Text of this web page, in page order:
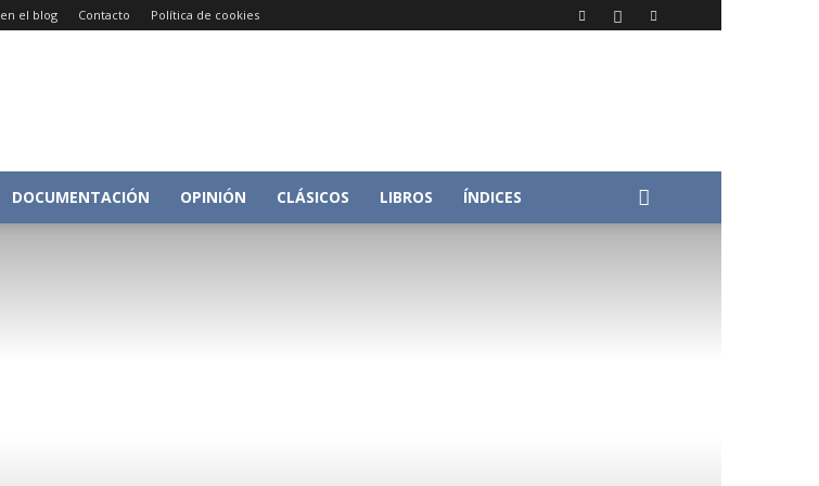
el blog Contacto Política de cookies
Conversacion
DOCUMENTACIÓN OPINIÓN CLÁSICOS LIBROS ÍNDICES